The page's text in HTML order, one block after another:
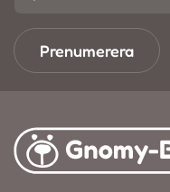
Prenumerera